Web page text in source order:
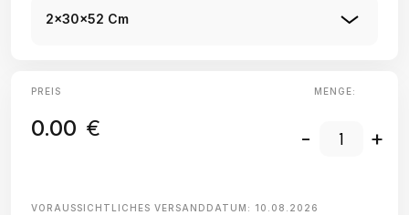
2x30x52 Cm
PREIS
0.00 €
MENGE:
- +
VORAUSSICHTLICHES VERSANDDATUM: 10.08.2026